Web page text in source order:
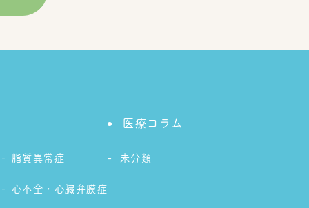
脂質異常症
心不全・心臓弁膜症
医療コラム
未分類